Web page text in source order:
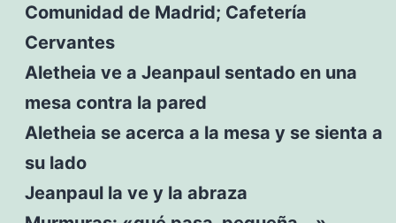
Comunidad de Madrid; Cafetería
Cervantes
Aletheia ve a Jeanpaul sentado en una
mesa contra la pared
Aletheia se acerca a la mesa y se sienta a
su lado
Jeanpaul la ve y la abraza